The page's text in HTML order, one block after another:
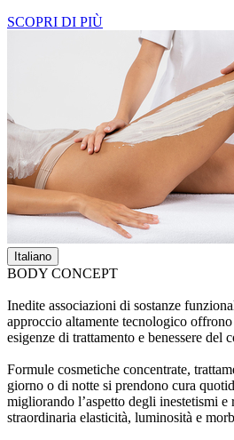
SCOPRI DI PIÙ
Italiano
BODY CONCEPT
Inedite associazioni di sostanze
approccio altamente tecnologico
esigenze di trattamento e benessere del
Formule cosmetiche concentrate,
giorno o di notte si prendono cura
migliorando l’aspetto degli inestetismi e
straordinaria elasticità, luminosità e